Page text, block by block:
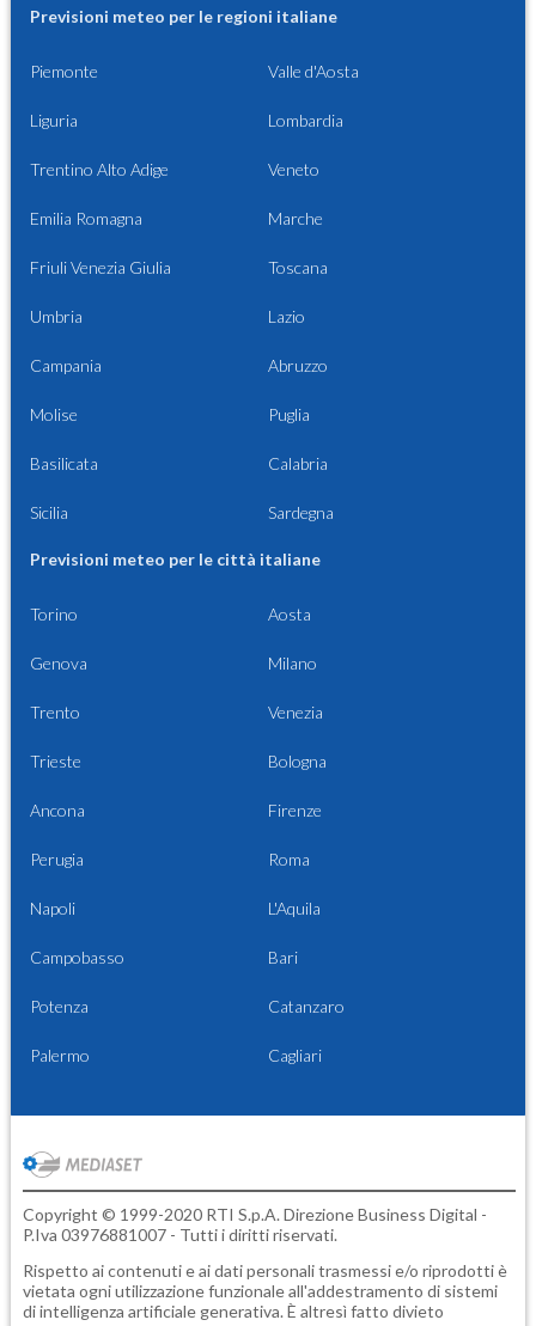
Previsioni meteo per le regioni italiane
Piemonte Valle d'Aosta
Liguria Lombardia
Trentino Alto Adige Veneto
Emilia Romagna Marche
Friuli Venezia Giulia Toscana
Umbria Lazio
Campania Abruzzo
Molise Puglia
Basilicata Calabria
Sicilia Sardegna
Previsioni meteo per le città italiane
Torino Aosta
Genova Milano
Trento Venezia
Trieste Bologna
Ancona Firenze
Perugia Roma
Napoli L'Aquila
Campobasso Bari
Potenza Catanzaro
Palermo Cagliari
Copyright © 1999-2020 RTI S.p.A. Direzione Business Digital -
P.Iva 03976881007 - Tutti i diritti riservati.
Rispetto ai contenuti e ai dati personali trasmessi e/o riprodotti è
vietata ogni utilizzazione funzionale all'addestramento di sistemi
di intelligenza artificiale generativa. È altresì fatto divieto